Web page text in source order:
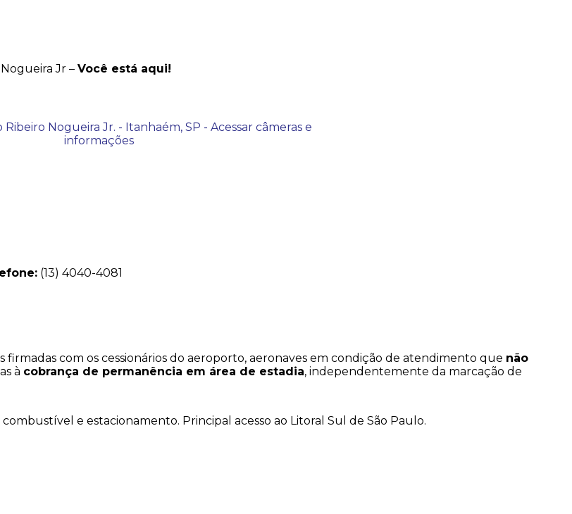
Jr – Você está aqui!
(13) 4040-4081
com os cessionários do aeroporto, aeronaves em condição de atendimento que não
à cobrança de permanência em área de estadia, independentemente da marcação de
e estacionamento. Principal acesso ao Litoral Sul de São Paulo.